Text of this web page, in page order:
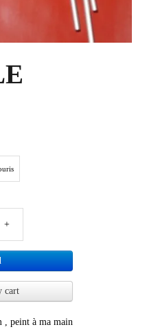
+
cart
, peint à ma main